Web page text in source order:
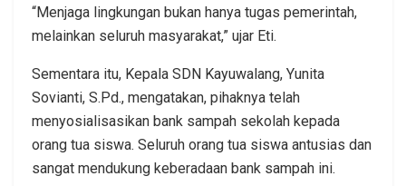
“Menjaga lingkungan bukan hanya tugas pemerintah,
melainkan seluruh masyarakat,” ujar Eti.
Sementara itu, Kepala SDN Kayuwalang, Yunita
Sovianti, S.Pd., mengatakan, pihaknya telah
menyosialisasikan bank sampah sekolah kepada
orang tua siswa. Seluruh orang tua siswa antusias dan
sangat mendukung keberadaan bank sampah ini.